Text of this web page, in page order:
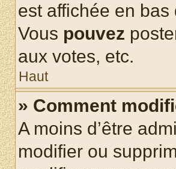
est affichée en
Vous pouvez
aux votes, etc.
Haut
» Comment
A moins d’être
modifier ou